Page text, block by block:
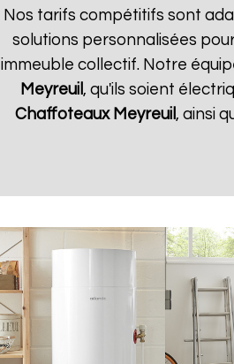
Nos tarifs compétitifs sont
solutions personnalisées
immeuble collectif. Notre
Meyreuil , qu'ils soient
Chaffoteaux Meyreuil , ainsi